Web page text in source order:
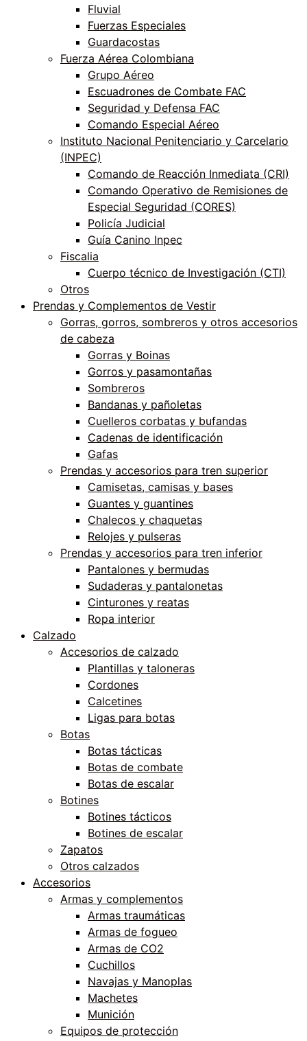
Fluvial
Fuerzas Especiales
Guardacostas
Fuerza Aérea Colombiana
Grupo Aéreo
Escuadrones de Combate FAC
Seguridad y Defensa FAC
Comando Especial Aéreo
Instituto Nacional Penitenciario y Carcelario
(INPEC)
Comando de Reacción Inmediata (CRI)
Comando Operativo de Remisiones de
Especial Seguridad (CORES)
Policía Judicial
Guía Canino Inpec
Fiscalia
Cuerpo técnico de Investigación (CTI)
Otros
Prendas y Complementos de Vestir
Gorras, gorros, sombreros y otros accesorios
de cabeza
Gorras y Boinas
Gorros y pasamontañas
Sombreros
Bandanas y pañoletas
Cuelleros corbatas y bufandas
Cadenas de identificación
Gafas
Prendas y accesorios para tren superior
Camisetas, camisas y bases
Guantes y guantines
Chalecos y chaquetas
Relojes y pulseras
Prendas y accesorios para tren inferior
Pantalones y bermudas
Sudaderas y pantalonetas
Cinturones y reatas
Ropa interior
Calzado
Accesorios de calzado
Plantillas y taloneras
Cordones
Calcetines
Ligas para botas
Botas
Botas tácticas
Botas de combate
Botas de escalar
Botines
Botines tácticos
Botines de escalar
Zapatos
Otros calzados
Accesorios
Armas y complementos
Armas traumáticas
Armas de fogueo
Armas de CO2
Cuchillos
Navajas y Manoplas
Machetes
Munición
Equipos de protección